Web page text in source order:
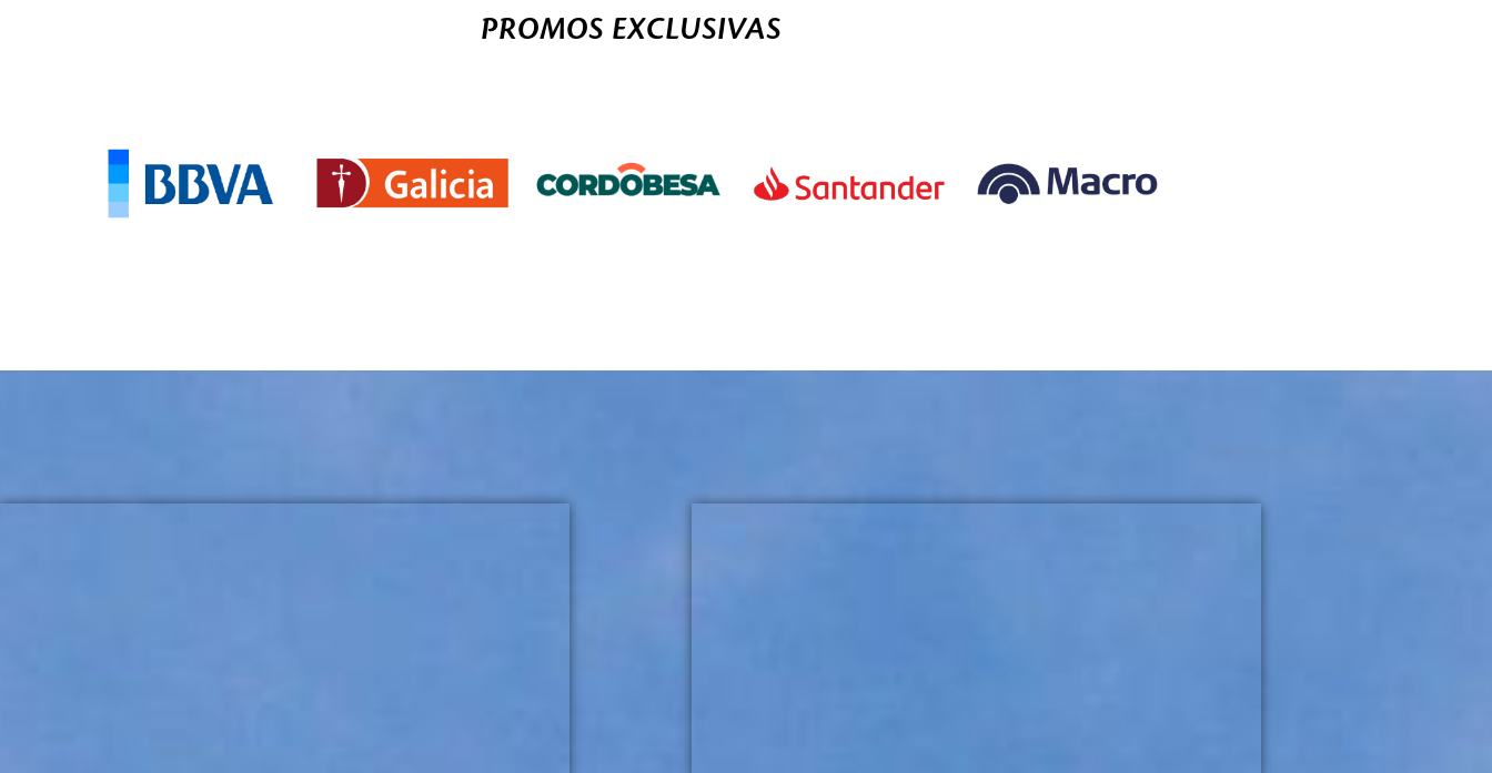
PROMOS EXCLUSIVAS